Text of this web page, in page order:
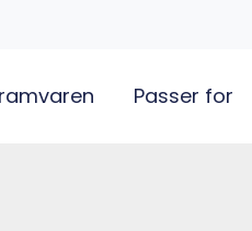
Passer for